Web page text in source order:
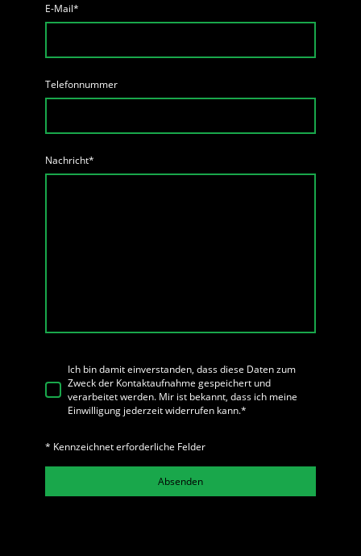
E-Mail*
Telefonnummer
Nachricht*
Ich bin damit einverstanden, dass diese Daten zum
Zweck der Kontaktaufnahme gespeichert und
verarbeitet werden. Mir ist bekannt, dass ich meine
Einwilligung jederzeit widerrufen kann.*
* Kennzeichnet erforderliche Felder
Absenden